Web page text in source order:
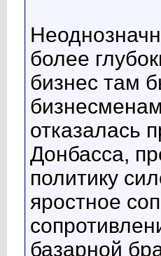
более
бизнес там
отказалась
Донбасса,
политику
яростное
базарной